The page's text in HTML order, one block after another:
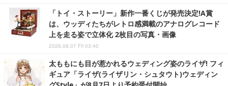
「トイ・ストーリー」新作一番くじが発売決定!A賞
は、ウッディたちがレトロ感満載のアナログレコード
上を走る姿で立体化 2枚目の写真・画像
2026.08.07 Fri 03:40
太ももにも目が惹かれるウェディング姿のライザ! フィ
ギュア「ライザ(ライザリン・シュタウト)ウェディン